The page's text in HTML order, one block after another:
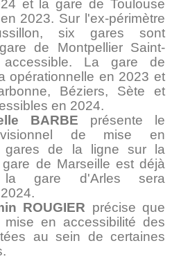
et la gare de Toulouse
2023. Sur l'ex-périmètre
six gares sont
de Montpellier Saint-
La gare de
opérationnelle en 2023 et
Béziers, Sète et
en 2024.
BARBE présente le
de mise en
gares de la ligne sur la
de Marseille est déjà
la gare d'Arles sera
ROUGIER précise que
en accessibilité des
au sein de certaines